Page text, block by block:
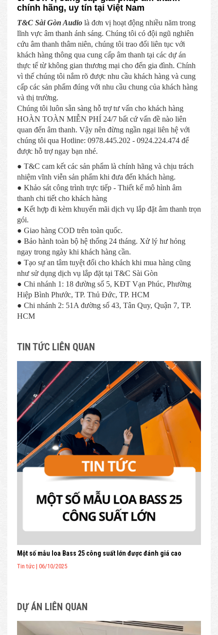
chính hãng, uy tín tại Việt Nam
T&C Sài Gòn Audio là đơn vị hoạt động nhiều năm trong
lĩnh vực âm thanh ánh sáng. Chúng tôi có đội ngũ nghiên
cứu âm thanh thâm niên, chúng tôi trao đổi liên tục với
khách hàng thông qua cung cấp âm thanh tại các dự án
thực tế từ không gian thương mại cho đến gia đình. Chính
vì thế chúng tôi nắm rõ được nhu cầu khách hàng và cung
cấp các sản phẩm đúng với nhu cầu chung của khách hàng
và thị trường.
Chúng tôi luôn sẵn sàng hỗ trợ tư vấn cho khách hàng
HOÀN TOÀN MIỄN PHÍ 24/7 bất cứ vấn đề nào liên
quan đến âm thanh. Vậy nên đừng ngần ngại liên hệ với
chúng tôi qua Hotline: 0978.445.202 - 0924.224.474 để
được hỗ trợ ngay bạn nhé.
● T&C cam kết các sản phẩm là chính hãng và chịu trách
nhiệm vĩnh viễn sản phẩm khi đưa đến khách hàng.
● Khảo sát công trình trực tiếp - Thiết kế mô hình âm
thanh chi tiết cho khách hàng
● Kết hợp đi kèm khuyến mãi dịch vụ lắp đặt âm thanh trọn
gói.
● Giao hàng COD trên toàn quốc.
● Bảo hành toàn bộ hệ thống 24 tháng. Xử lý hư hỏng
ngay trong ngày khi khách hàng cần.
● Tạo sự an tâm tuyệt đối cho khách khi mua hàng cũng
như sử dụng dịch vụ lắp đặt tại T&C Sài Gòn
● Chi nhánh 1: 18 đường số 5, KĐT Vạn Phúc, Phường
Hiệp Bình Phước, TP. Thủ Đức, TP. HCM
● Chi nhánh 2: 51A đường số 43, Tân Quy, Quận 7, TP.
HCM
TIN TỨC LIÊN QUAN
Một số mẫu loa Bass 25 công suất lớn được đánh giá cao
Tin tức | 06/10/2025
DỰ ÁN LIÊN QUAN